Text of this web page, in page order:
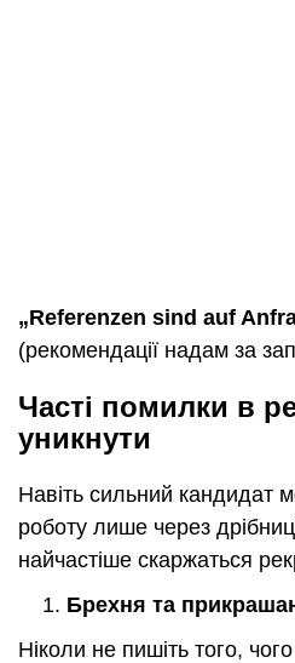
„Referenzen sind auf
(рекомендації надам за
Часті помилки в
уникнути
Навіть сильний кандидат
роботу лише через
найчастіше скаржаться
Брехня та
Ніколи не пишіть того,